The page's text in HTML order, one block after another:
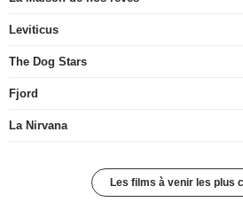
Leviticus
The Dog Stars
Fjord
La Nirvana
Les films à venir les plus